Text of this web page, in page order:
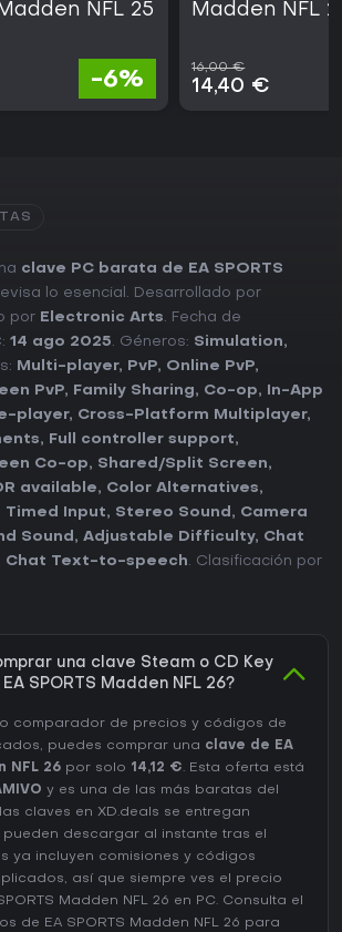
NFL 25
-6%
Madden NFL
16,00 €
14,40 €
clave PC barata de EA SPORTS
lo esencial. Desarrollado por
por Electronic Arts. Fecha de
14 ago 2025. Géneros: Simulation,
Multi-player, PvP, Online PvP,
PvP, Family Sharing, Co-op,
In-App
player, Cross-Platform Multiplayer,
, Full controller support,
Co-op, Shared/Split Screen,
available, Color Alternatives,
Timed Input, Stereo Sound , Camera
Sound , Adjustable Difficulty, Chat
Chat Text-to-speech. Clasificación por
una clave Steam o CD Key
SPORTS Madden NFL 26?
comparador de precios y códigos de
puedes comprar una clave de EA
NFL 26 por solo 14,12 €. Esta oferta está
y es una de las más baratas del
claves en XD.deals se entregan
pueden descargar al instante tras el
ya incluyen comisiones y códigos
así que siempre ves el precio
Madden NFL 26 en PC. Consulta el
de EA SPORTS Madden NFL 26 para